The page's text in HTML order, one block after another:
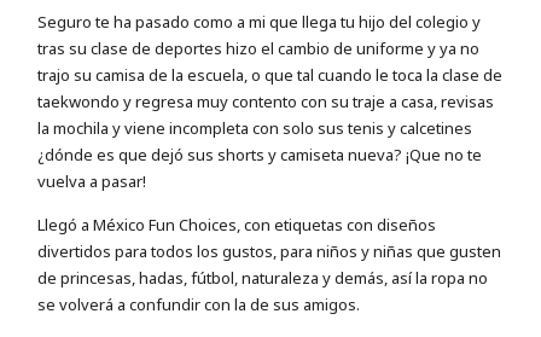
Seguro te ha pasado como a mi que llega tu hijo del colegio y
tras su clase de deportes hizo el cambio de uniforme y ya no
trajo su camisa de la escuela, o que tal cuando le toca la clase de
taekwondo y regresa muy contento con su traje a casa, revisas
la mochila y viene incompleta con solo sus tenis y calcetines
¿dónde es que dejó sus shorts y camiseta nueva? ¡Que no te
vuelva a pasar!
Llegó a México Fun Choices, con etiquetas con diseños
divertidos para todos los gustos, para niños y niñas que gusten
de princesas, hadas, fútbol, naturaleza y demás, así la ropa no
se volverá a confundir con la de sus amigos.